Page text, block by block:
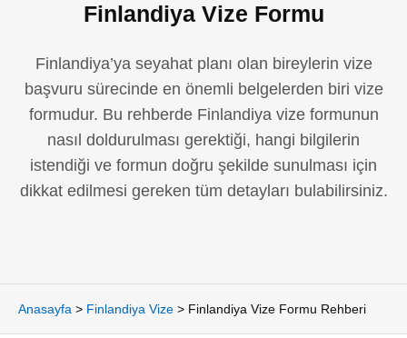
Finlandiya Vize Formu
Finlandiya’ya seyahat planı olan bireylerin vize
başvuru sürecinde en önemli belgelerden biri vize
formudur. Bu rehberde Finlandiya vize formunun
nasıl doldurulması gerektiği, hangi bilgilerin
istendiği ve formun doğru şekilde sunulması için
dikkat edilmesi gereken tüm detayları bulabilirsiniz.
Anasayfa > Finlandiya Vize > Finlandiya Vize Formu Rehberi